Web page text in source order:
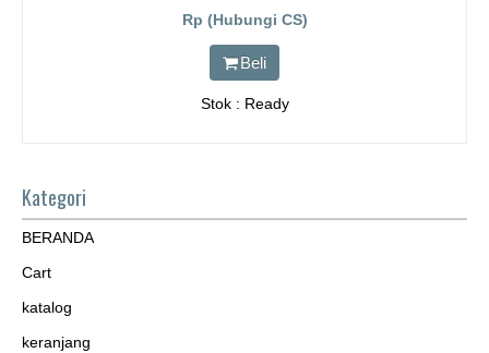
Rp (Hubungi CS)
Beli
Stok : Ready
Kategori
BERANDA
Cart
katalog
keranjang